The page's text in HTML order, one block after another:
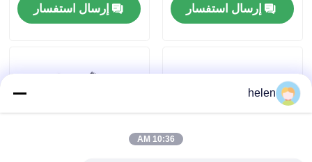
أخبار
مدونة
إرسال استفسار
إرسال استفسار
helen
10:36 AM